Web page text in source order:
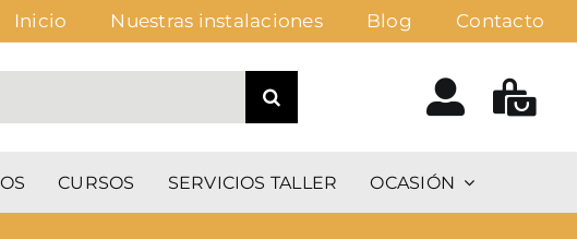
Inicio Nuestras instalaciones Blog Contacto
CURSOS SERVICIOS TALLER OCASIÓN